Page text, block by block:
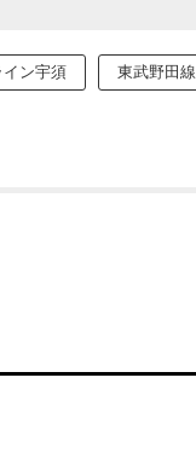
ン宇須 東武野田線